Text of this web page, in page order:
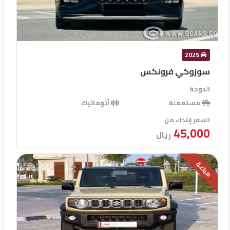
2025
سوزوكي فرونكس
الدوحة
مستعملة
أتوماتيك
السعر إبتداء من
45,000 ريال
مباعة